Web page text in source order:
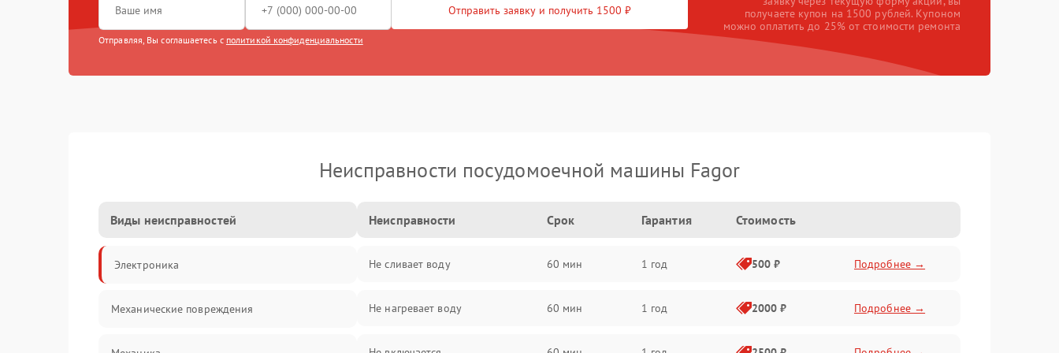
Отправить заявку и получить 1500 ₽
Отправляя, Вы соглашаетесь с политикой конфиденциальности
получаете купон на 1500 рублей. Купоном
можно оплатить до 25% от стоимости ремонта
Неисправности посудомоечной машины Fagor
Виды неисправностей
Электроника
Механические повреждения
Неисправности Срок Гарантия Стоимость
Не сливает воду 60 мин 1 год 500 ₽ Подробнее →
Не нагревает воду 60 мин 1 год 2000 ₽ Подробнее →